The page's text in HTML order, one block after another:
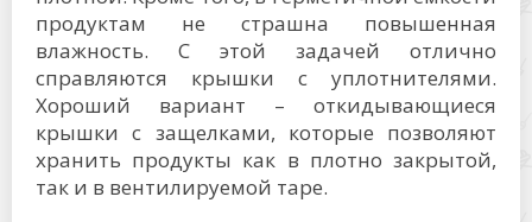
продуктам не страшна повышенная
влажность. С этой задачей отлично
справляются крышки с уплотнителями.
Хороший вариант – откидывающиеся
крышки с защелками, которые позволяют
хранить продукты как в плотно закрытой,
так и в вентилируемой таре.